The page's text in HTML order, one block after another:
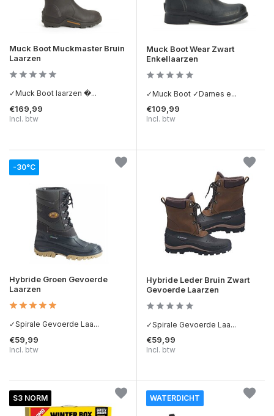
Muck Boot Muckmaster Bruin
Laarzen
✓Muck Boot laarzen �...
€169,99
Incl. btw
Muck Boot Wear Zwart
Enkellaarzen
✓Muck Boot ✓Dames e...
€109,99
Incl. btw
-30°C
Hybride Groen Gevoerde
Laarzen
✓Spirale Gevoerde Laa...
€59,99
Incl. btw
Hybride Leder Bruin Zwart
Gevoerde Laarzen
✓Spirale Gevoerde Laa...
€59,99
Incl. btw
S3 NORM WATERDICHT